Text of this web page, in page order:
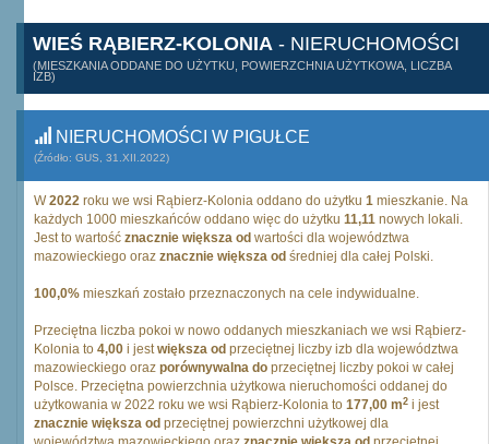
WIEŚ RĄBIERZ-KOLONIA - NIERUCHOMOŚCI
(MIESZKANIA ODDANE DO UŻYTKU, POWIERZCHNIA UŻYTKOWA, LICZBA
IZB)
NIERUCHOMOŚCI W PIGUŁCE
(Źródło: GUS, 31.XII.2022)
W2022 roku we wsi Rąbierz-Kolonia oddano do użytku 1 mieszkanie. Na
każdych 1000 mieszkańców oddano więc do użytku 11,11 nowych lokali.
Jest to wartość znacznie większa od wartości dla województwa
mazowieckiego oraz znacznie większa od średniej dla całej Polski.
100,0% mieszkań zostało przeznaczonych na cele indywidualne.
Przeciętna liczba pokoi w nowo oddanych mieszkaniach we wsi Rąbierz-
Kolonia to 4,00 i jestwiększa od przeciętnej liczby izb dla województwa
mazowieckiego oraz porównywalna do przeciętnej liczby pokoi w całej
Polsce. Przeciętna powierzchnia użytkowa nieruchomości oddanej do
użytkowania w 2022 roku we wsi Rąbierz-Kolonia to 177,00 m2 i jest
znacznie większa od przeciętnej powierzchni użytkowej dla